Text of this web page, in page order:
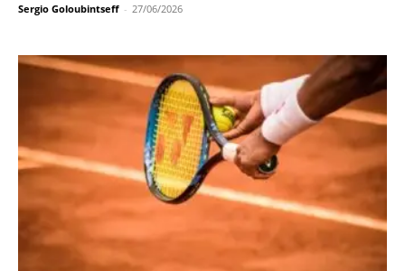
Sergio Goloubintseff - 27/06/2026